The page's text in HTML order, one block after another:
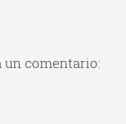
un comentario: